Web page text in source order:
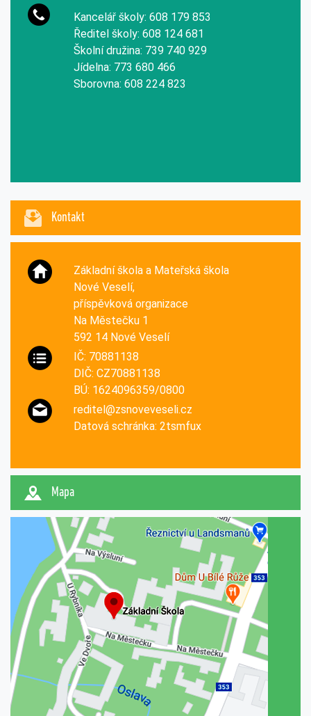
Kancelář školy: 608 179 853
Ředitel školy: 608 124 681
Školní družina: 739 740 929
Jídelna: 773 680 466
Sborovna: 608 224 823
Kontakt
Základní škola a Mateřská škola
Nové Veselí,
příspěvková organizace
Na Městečku 1
592 14 Nové Veselí
IČ: 70881138
DIČ: CZ70881138
BÚ: 1624096359/0800
reditel@zsnoveveseli.cz
Datová schránka: 2tsmfux
Mapa